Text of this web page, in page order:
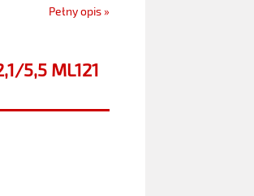
Pełny opis »
5,5 ML121